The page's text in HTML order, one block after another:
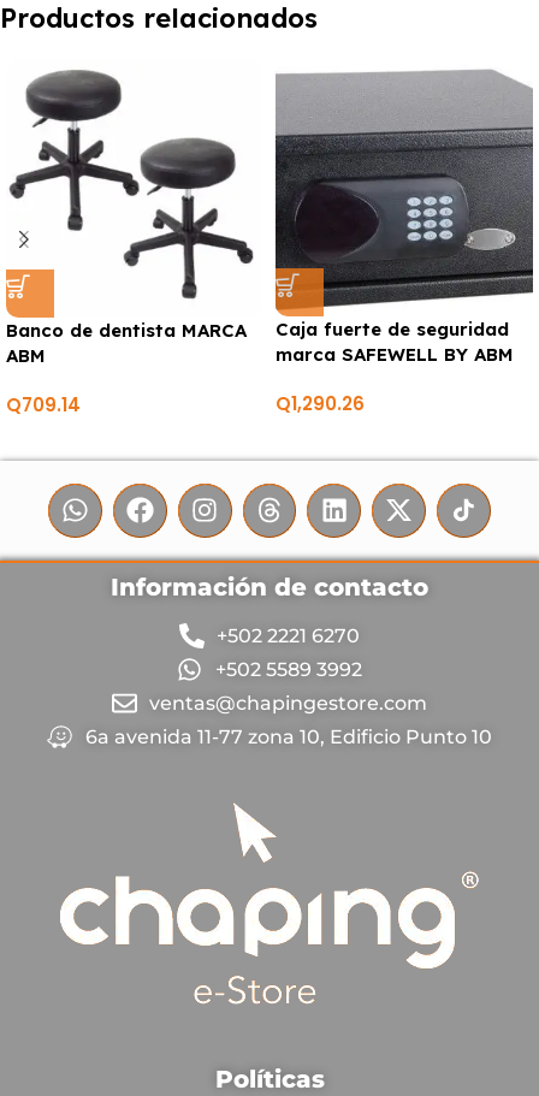
Productos relacionados
Banco de dentista MARCA
ABM
Q709.14
Caja fuerte de seguridad
marca SAFEWELL BY ABM
Q1,290.26
Información de contacto
+502 2221 6270
+502 5589 3992
ventas@chapingestore.com
6a avenida 11-77 zona 10, Edificio Punto 10
Políticas